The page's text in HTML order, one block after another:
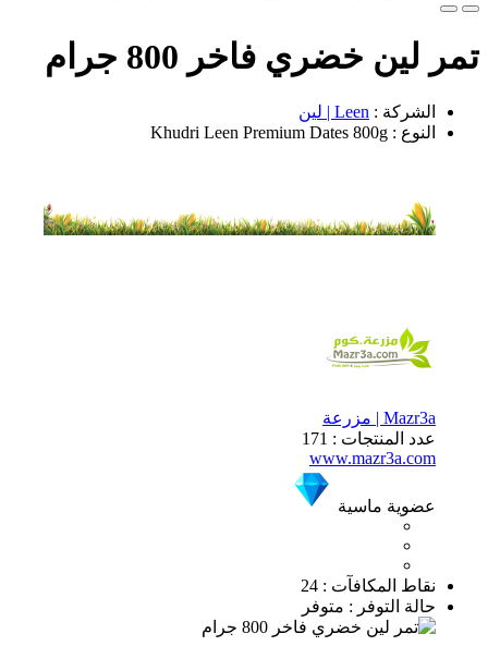
تمر لين خضري فاخر 800 جرام
الشركة : Leen | لين
النوع : Khudri Leen Premium Dates 800g
Mazr3a | مزرعة
عدد المنتجات : 171
www.mazr3a.com
عضوية ماسية
نقاط المكافآت : 24
حالة التوفر : متوفر